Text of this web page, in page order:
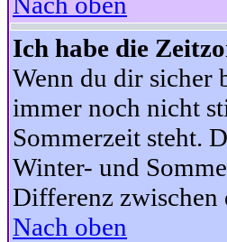
Ich habe die
Wenn du dir sicher
immer noch nicht
Sommerzeit steht.
Winter- und
Differenz zwischen
Nach oben